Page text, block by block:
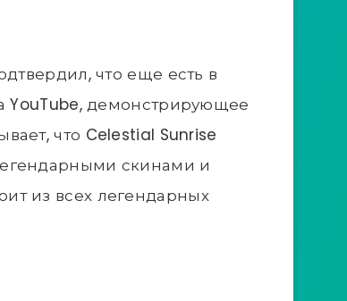
что еще есть в
YouTube, демонстрирующее
что Celestial Sunrise
скинами и
из всех легендарных